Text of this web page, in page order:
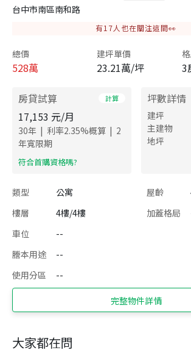
台中市南區南和路
有17人也在關注這間👀
總價
528萬
建坪單價
23.21萬/坪 3
房貸試算 計算
17,153 元/月
30年 | 利率2.35%概算 | 2
年寬限期
​符合首購資格嗎?
坪數詳情
建坪
主建物
地坪
類型 公寓 屋齡
樓層
4樓/4樓 加蓋格局
車位
--
謄本用途
--
使用分區
--
完整物件詳情
大家都在問